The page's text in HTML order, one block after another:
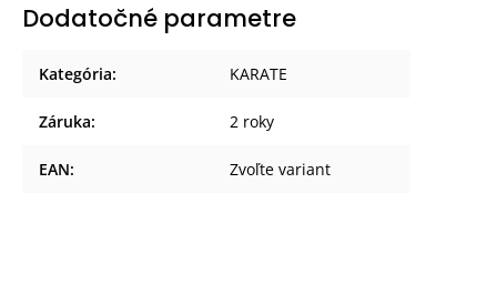
Dodatočné parametre
Kategória: KARATE
Záruka: 2 roky
EAN: Zvoľte variant